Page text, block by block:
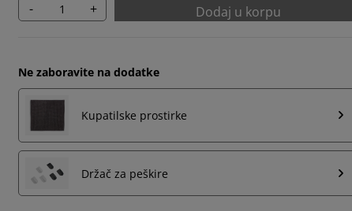
- + Dodaj u korpu
Ne zaboravite na dodatke
Kupatilske prostirke
Držač za peškire